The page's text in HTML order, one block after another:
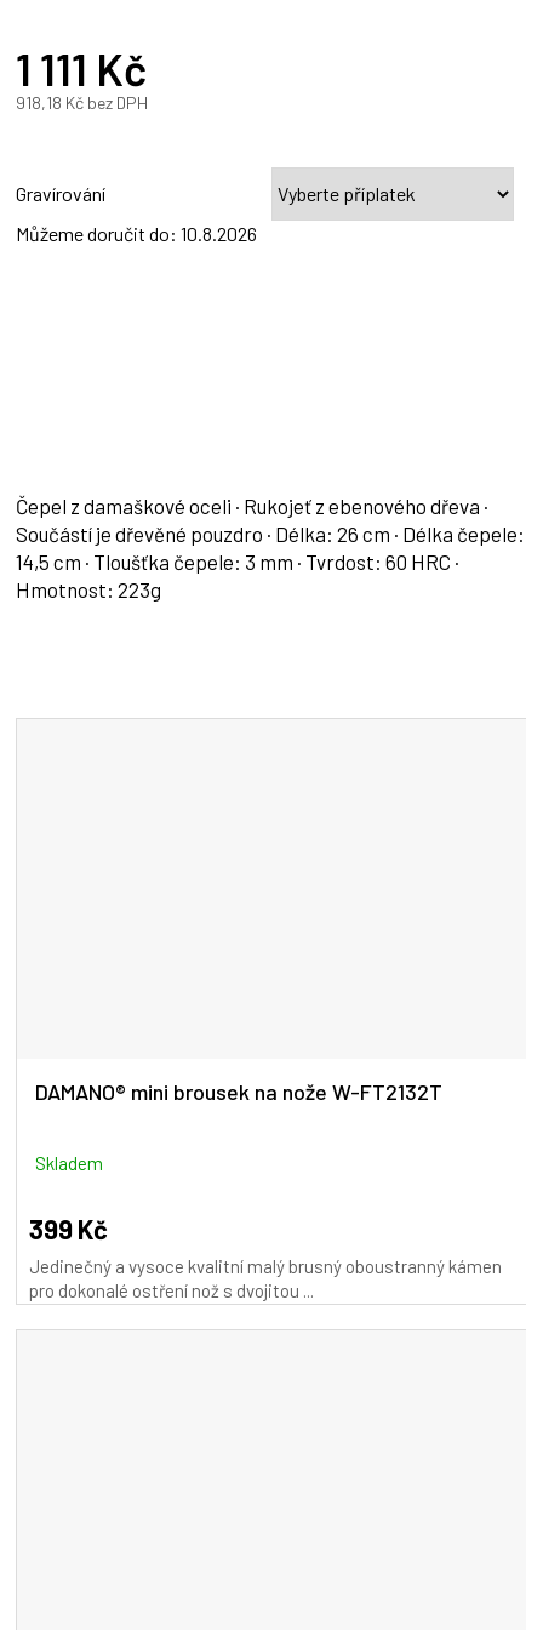
1 111 Kč
918,18 Kč bez DPH
Gravírování
Můžeme doručit do: 10.8.2026
Čepel z damaškové oceli · Rukojeť z ebenového dřeva ·
Součástí je dřevěné pouzdro · Délka: 26 cm · Délka čepele:
14,5 cm · Tloušťka čepele: 3 mm · Tvrdost: 60 HRC ·
Hmotnost: 223g
DAMANO® mini brousek na nože W-FT2132T
Skladem
399 Kč
Jedinečný a vysoce kvalitní malý brusný oboustranný kámen
pro dokonalé ostření nož s dvojitou ...